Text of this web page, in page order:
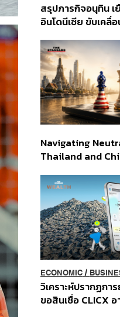
สรุปภารกิจอนุทิน เ
อินโดนีเซีย ขับเคลื่
ส่วนยุทธศาสตร์ไท
อินโดนีเซีย
Navigating
Thailand and
Order
ECONOMIC/
วิเคราะห์ปรากฏก
ขอสินเชื่อ CLICX อ